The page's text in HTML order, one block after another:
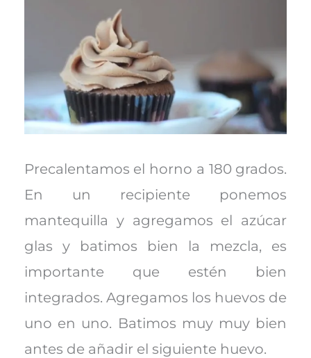
Precalentamos el horno a 180 grados.
En un recipiente ponemos
mantequilla y agregamos el azúcar
glas y batimos bien la mezcla, es
importante que estén bien
integrados. Agregamos los huevos de
uno en uno. Batimos muy muy bien
antes de añadir el siguiente huevo.